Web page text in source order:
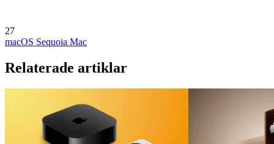
27
macOS Sequoia Mac
Relaterade artiklar